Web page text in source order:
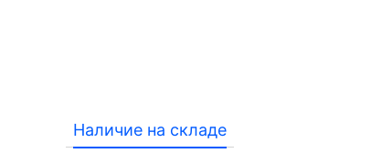
Наличие на складе